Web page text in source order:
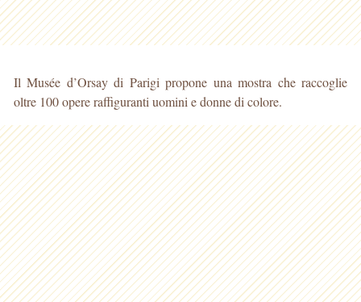
Il Musée d’Orsay di Parigi propone una mostra che raccoglie
oltre 100 opere raffiguranti uomini e donne di colore.